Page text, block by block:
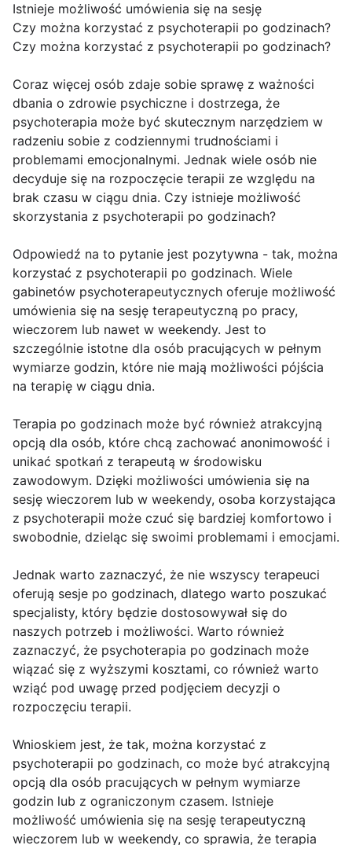
Istnieje możliwość umówienia się na sesję
Czy można korzystać z psychoterapii po godzinach?
Czy można korzystać z psychoterapii po godzinach?
Coraz więcej osób zdaje sobie sprawę z ważności
dbania o zdrowie psychiczne i dostrzega, że
psychoterapia może być skutecznym narzędziem w
radzeniu sobie z codziennymi trudnościami i
problemami emocjonalnymi. Jednak wiele osób nie
decyduje się na rozpoczęcie terapii ze względu na
brak czasu w ciągu dnia. Czy istnieje możliwość
skorzystania z psychoterapii po godzinach?
Odpowiedź na to pytanie jest pozytywna - tak, można
korzystać z psychoterapii po godzinach. Wiele
gabinetów psychoterapeutycznych oferuje możliwość
umówienia się na sesję terapeutyczną po pracy,
wieczorem lub nawet w weekendy. Jest to
szczególnie istotne dla osób pracujących w pełnym
wymiarze godzin, które nie mają możliwości pójścia
na terapię w ciągu dnia.
Terapia po godzinach może być również atrakcyjną
opcją dla osób, które chcą zachować anonimowość i
unikać spotkań z terapeutą w środowisku
zawodowym. Dzięki możliwości umówienia się na
sesję wieczorem lub w weekendy, osoba korzystająca
z psychoterapii może czuć się bardziej komfortowo i
swobodnie, dzieląc się swoimi problemami i emocjami.
Jednak warto zaznaczyć, że nie wszyscy terapeuci
oferują sesje po godzinach, dlatego warto poszukać
specjalisty, który będzie dostosowywał się do
naszych potrzeb i możliwości. Warto również
zaznaczyć, że psychoterapia po godzinach może
wiązać się z wyższymi kosztami, co również warto
wziąć pod uwagę przed podjęciem decyzji o
rozpoczęciu terapii.
Wnioskiem jest, że tak, można korzystać z
psychoterapii po godzinach, co może być atrakcyjną
opcją dla osób pracujących w pełnym wymiarze
godzin lub z ograniczonym czasem. Istnieje
możliwość umówienia się na sesję terapeutyczną
wieczorem lub w weekendy, co sprawia, że terapia